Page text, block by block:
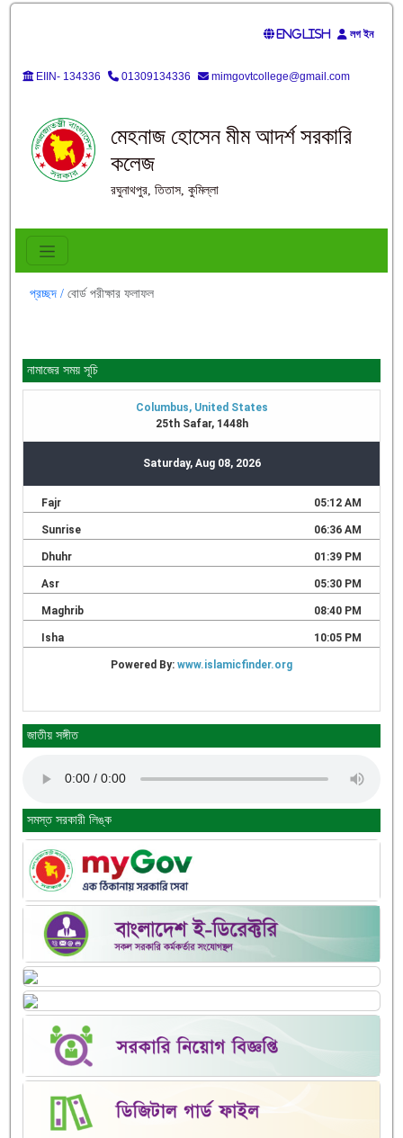
English লগ ইন
EIIN- 134336 01309134336 mimgovtcollege@gmail.com
মেহনাজ হোসেন মীম আদর্শ সরকারি
কলেজ
রঘুনাথপুর, তিতাস, কুমিল্লা
প্রচ্ছদ / বোর্ড পরীক্ষার ফলাফল
নামাজের সময় সূচি
জাতীয় সঙ্গীত
সমস্ত সরকারী লিঙ্ক